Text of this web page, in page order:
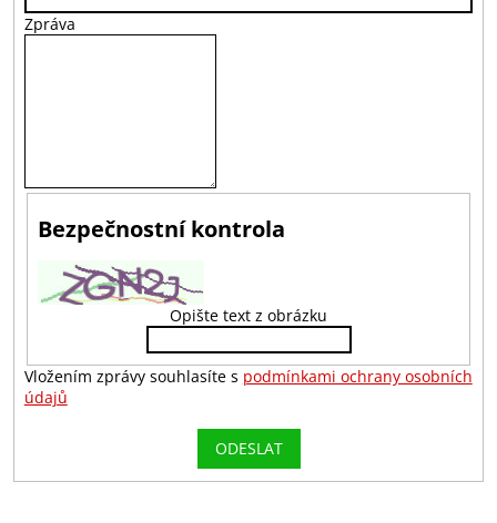
Zpráva
Bezpečnostní kontrola
Opište text z obrázku
Vložením zprávy souhlasíte s podmínkami ochrany osobních
údajů
ODESLAT